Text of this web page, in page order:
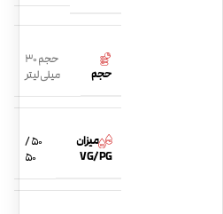
حجم
حجم 30
میلی لیتر
میزان
VG/PG
50 /
50